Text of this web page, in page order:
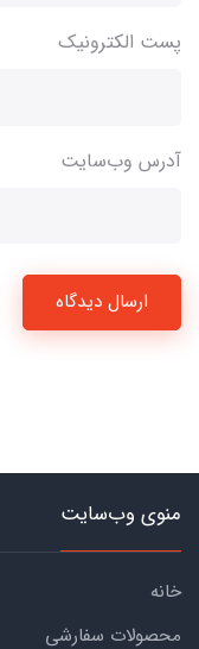
پست الکترونیک
آدرس وب‌سایت
ارسال دیدگاه
منوی وب‌سایت
خانه
محصولات سفارشی